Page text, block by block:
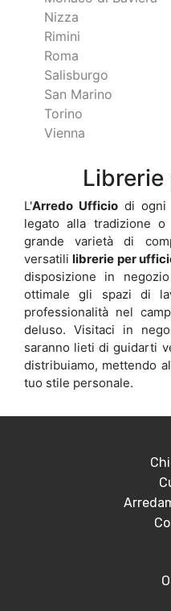
Nizza
Rimini
Roma
Salisburgo
San Marino
Torino
Vienna
L'Arredo Ufficio di ogni
legato alla tradizione
grande varietà di
versatililibrerie per
disposizione in
ottimale gli spazi di
professionalità nel
deluso. Visitaci in
saranno lieti di guidarti
distribuiamo, mettendo
tuo stile personale.